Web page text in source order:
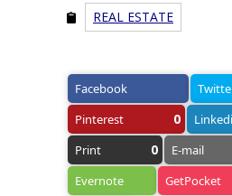
REAL ESTATE
Facebook
Pinterest
0
Print 0 E-mail
Evernote GetPocket